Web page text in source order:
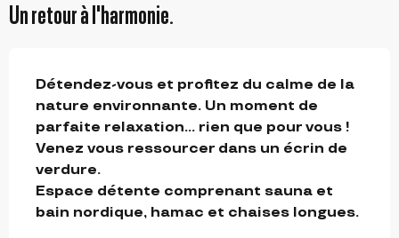
Un retour à l'harmonie.
Détendez-vous et profitez du calme de la
nature environnante. Un moment de
parfaite relaxation… rien que pour vous !
Venez vous ressourcer dans un écrin de
verdure.
Espace détente comprenant sauna et
bain nordique, hamac et chaises longues.